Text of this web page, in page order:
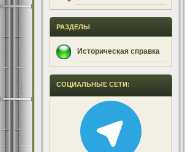
РАЗДЕЛЫ
Историческая справка
СОЦИАЛЬНЫЕ СЕТИ: